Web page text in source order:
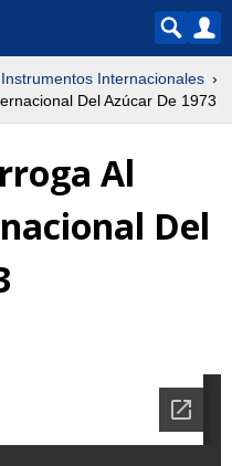
Instrumentos Internacionales
Del Azúcar De 1973
Al
Del